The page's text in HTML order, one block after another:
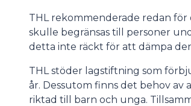
THL rekommenderade redan
skulle begränsas till personer
detta inte räckt för att dämpa
THL stöder lagstiftning som
år. Dessutom finns det behov av
riktad till barn och unga.